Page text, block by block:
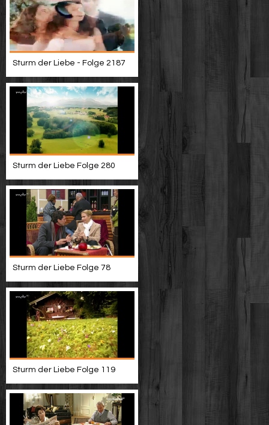
Sturm der Liebe - Folge 2187
Sturm der Liebe Folge 280
Sturm der Liebe Folge 78
Sturm der Liebe Folge 119